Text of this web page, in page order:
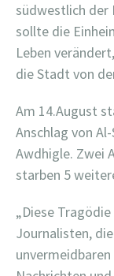
südwestlich der
sollte die
Leben
die Stadt von
Am 14.August
Anschlag von
Awdhigle. Zwei
starben 5
„Diese
Journalisten,